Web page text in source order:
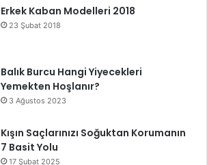
Erkek Kaban Modelleri 2018
23 Şubat 2018
Balık Burcu Hangi Yiyecekleri
Yemekten Hoşlanır?
3 Ağustos 2023
Kışın Saçlarınızı Soğuktan Korumanın
7 Basit Yolu
17 Şubat 2025